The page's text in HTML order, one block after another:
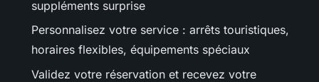
suppléments surprise
Personnalisez votre service : arrêts touristiques,
horaires flexibles, équipements spéciaux
Validez votre réservation et recevez votre